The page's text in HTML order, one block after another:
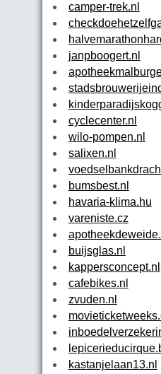
camper-trek.nl
janpboogert.nl
cyclecenter.nl
wilo-pompen.nl
salixen.nl
bumsbest.nl
havaria-klima.hu
vareniste.cz
buijsglas.nl
kappersconcept.nl
cafebikes.nl
zvuden.nl
kastanjelaan13.nl